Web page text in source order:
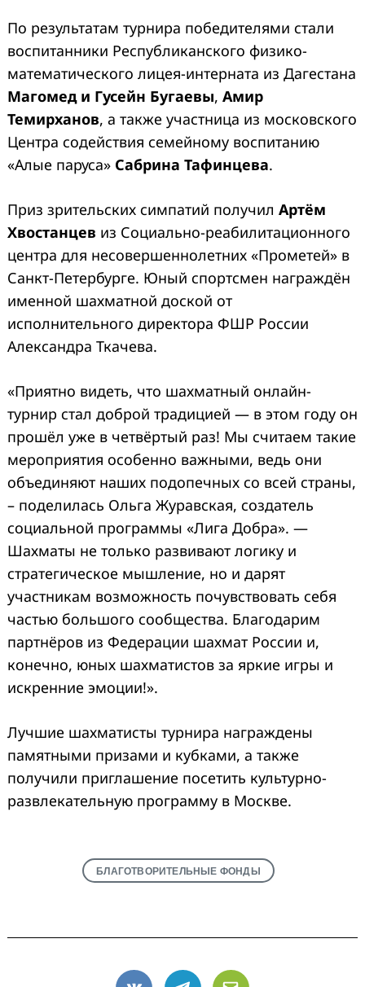
По результатам турнира победителями стали
воспитанники Республиканского физико-
математического лицея-интерната из Дагестана
Магомед и Гусейн Бугаевы, Амир
Темирханов, а также участница из московского
Центра содействия семейному воспитанию
«Алые паруса» Сабрина Тафинцева.
Приз зрительских симпатий получил Артём
Хвостанцев из Социально-реабилитационного
центра для несовершеннолетних «Прометей» в
Санкт-Петербурге. Юный спортсмен награждён
именной шахматной доской от
исполнительного директора ФШР России
Александра Ткачева.
«Приятно видеть, что шахматный онлайн-
турнир стал доброй традицией — в этом году он
прошёл уже в четвёртый раз! Мы считаем такие
мероприятия особенно важными, ведь они
объединяют наших подопечных со всей страны,
– поделилась Ольга Журавская, создатель
социальной программы «Лига Добра». —
Шахматы не только развивают логику и
стратегическое мышление, но и дарят
участникам возможность почувствовать себя
частью большого сообщества. Благодарим
партнёров из Федерации шахмат России и,
конечно, юных шахматистов за яркие игры и
искренние эмоции!».
Лучшие шахматисты турнира награждены
памятными призами и кубками, а также
получили приглашение посетить культурно-
развлекательную программу в Москве.
БЛАГОТВОРИТЕЛЬНЫЕ ФОНДЫ